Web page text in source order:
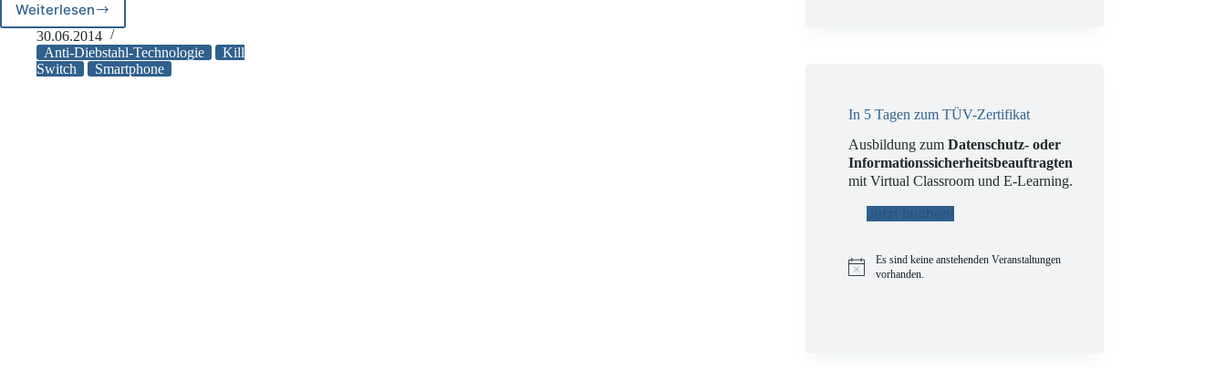
Weiterlesen
Google
und
Microsoft:
Anti-
30.06.2014
Anti-Diebstahl-Technologie
Kill
Switch
Smartphone
In 5 Tagen zum TÜV-Zertifikat
Ausbildung zumDatenschutz- oder
Informationssicherheitsbeauftragten
mit Virtual Classroom und E-Learning.
Jetzt buchen!
H
Es sind keine anstehenden Veranstaltungen
vorhanden.